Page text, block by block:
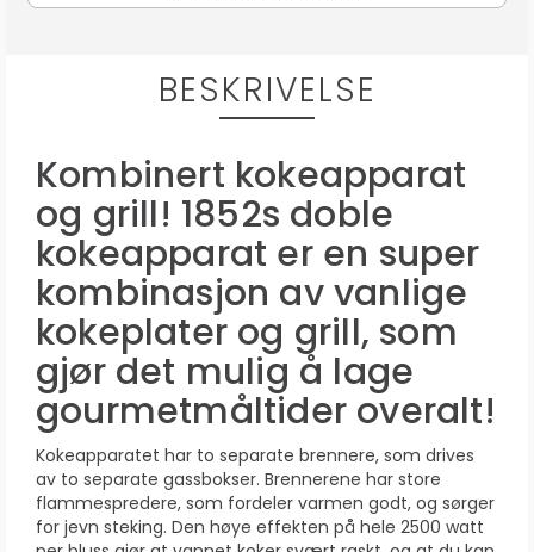
BESKRIVELSE
Kombinert kokeapparat
og grill! 1852s doble
kokeapparat er en super
kombinasjon av vanlige
kokeplater og grill, som
gjør det mulig å lage
gourmetmåltider overalt!
Kokeapparatet har to separate brennere, som drives
av to separate gassbokser. Brennerene har store
flammespredere, som fordeler varmen godt, og sørger
for jevn steking. Den høye effekten på hele 2500 watt